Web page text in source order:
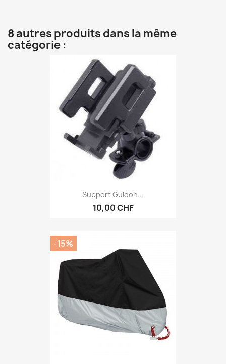
8 autres produits dans la même
catégorie :
Support Guidon...
10,00 CHF
-15%